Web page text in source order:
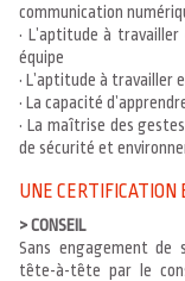
communication
• L’aptitude à
équipe
• L’aptitude à travailler
• La capacité
• La maîtrise des
de sécurité et
UNE CERTIFICATION
> CONSEIL
Sans engagement
tête-à-tête par le